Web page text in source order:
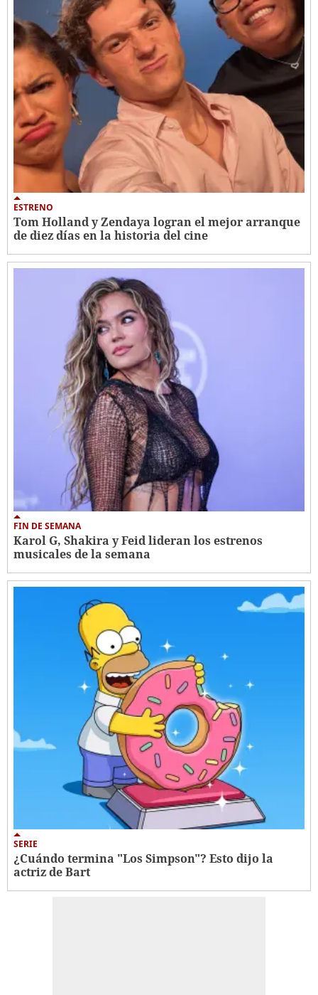
ESTRENO
Tom Holland y Zendaya logran el mejor arranque
de diez días en la historia del cine
FIN DE SEMANA
Karol G, Shakira y Feid lideran los estrenos
musicales de la semana
SERIE
¿Cuándo termina "Los Simpson"? Esto dijo la
actriz de Bart